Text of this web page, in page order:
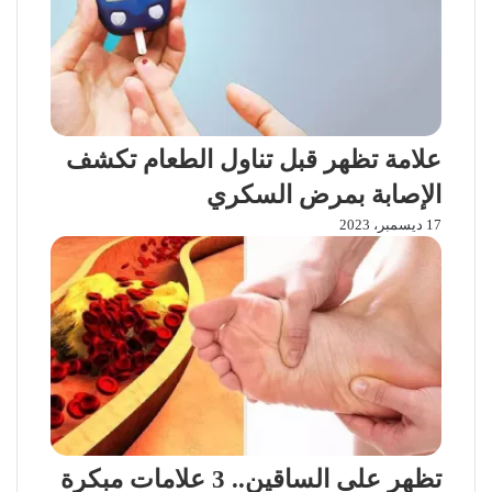
علامة تظهر قبل تناول الطعام تكشف
الإصابة بمرض السكري
17 ديسمبر، 2023
تظهر على الساقين.. 3 علامات مبكرة